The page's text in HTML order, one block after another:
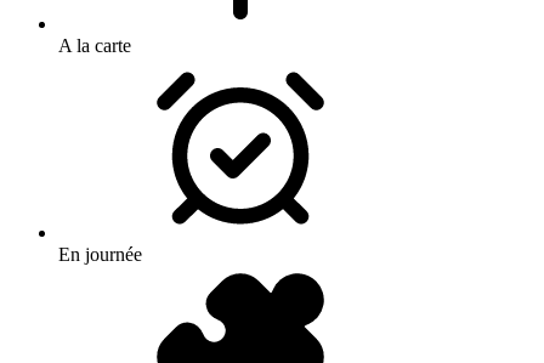
A la carte
En journée